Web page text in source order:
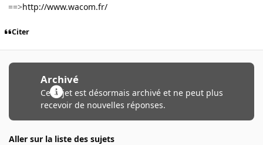
==>http://www.wacom.fr/
Citer
Archivé
Ce sujet est désormais archivé et ne peut plus
recevoir de nouvelles réponses.
Aller sur la liste des sujets